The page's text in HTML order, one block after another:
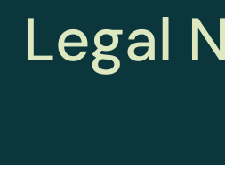
Legal